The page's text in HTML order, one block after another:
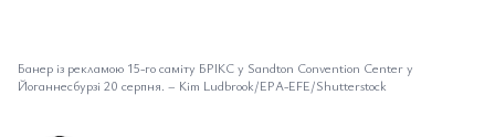
Банер із рекламою 15-го саміту БРІКС у Sandton Convention Center у
Йоганнесбурзі 20 серпня. – Kim Ludbrook/EPA-EFE/Shutterstock